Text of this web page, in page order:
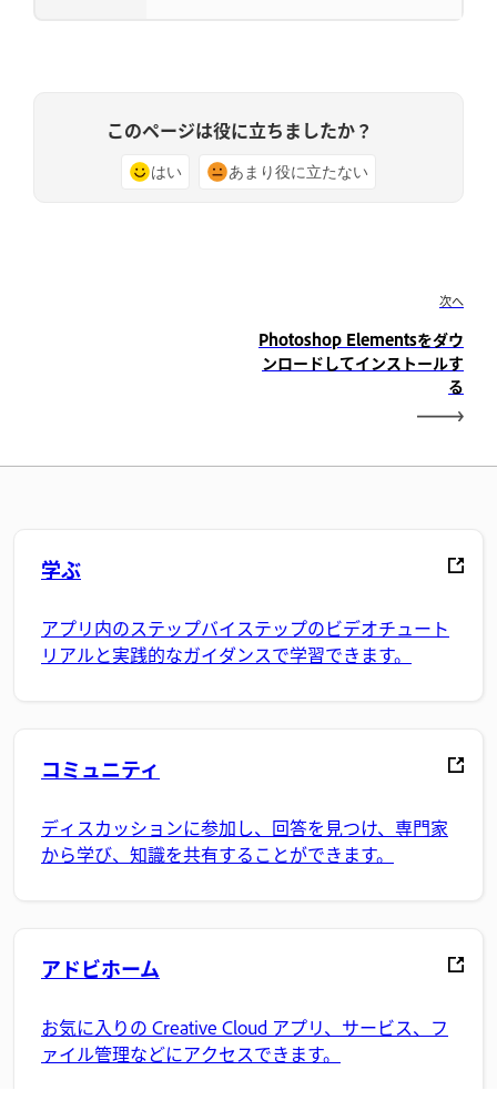
このページは役に立ちましたか？
はい あまり役に立たない
次へ
Photoshop Elementsをダウ
ンロードしてインストールす
る
学ぶ
アプリ内のステップバイステップのビデオチュート
リアルと実践的なガイダンスで学習できます。
コミュニティ
ディスカッションに参加し、回答を見つけ、専門家
から学び、知識を共有することができます。
アドビホーム
お気に入りの Creative Cloud アプリ、サービス、フ
ァイル管理などにアクセスできます。